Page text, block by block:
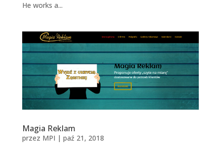
He works a...
Magia Reklam
przez MPI | paź 21, 2018